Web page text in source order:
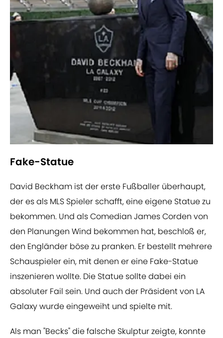
Fake-Statue
David Beckham ist der erste Fußballer überhaupt,
der es als MLS Spieler schafft, eine eigene Statue zu
bekommen. Und als Comedian James Corden von
den Planungen Wind bekommen hat, beschloß er,
den Engländer böse zu pranken. Er bestellt mehrere
Schauspieler ein, mit denen er eine Fake-Statue
inszenieren wollte. Die Statue sollte dabei ein
absoluter Fail sein. Und auch der Präsident von LA
Galaxy wurde eingeweiht und spielte mit.
Als man "Becks" die falsche Skulptur zeigte, konnte